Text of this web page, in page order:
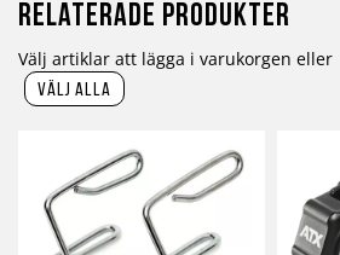
Relaterade produkter
Välj artiklar att lägga i varukorgen eller
välj alla